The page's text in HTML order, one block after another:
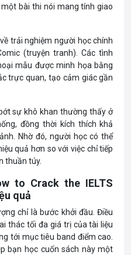
bài thi nói mang tính giao
trải nghiệm người học chính
(truyện tranh). Các tình
mẫu được minh họa bằng
trực quan, tạo cảm giác gần
sự khô khan thường thấy ở
đồng thời kích thích khả
Nhờ đó, người học có thể
quả hơn so với việc chỉ tiếp
thuần túy.
to Crack the IELTS
quả
chỉ là bước khởi đầu. Điều
thác tối đa giá trị của tài liệu
tới mục tiêu band điểm cao.
bạn học cuốn sách này một